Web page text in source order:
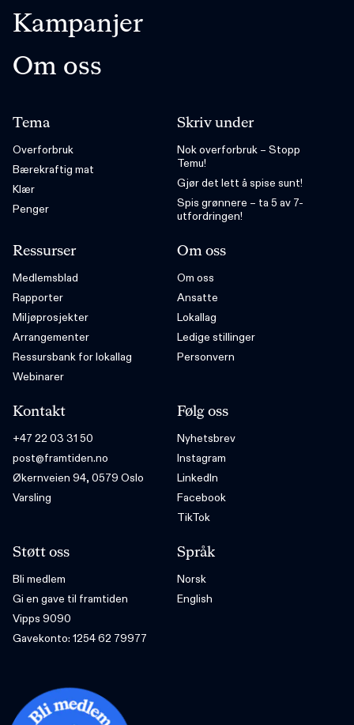
Kampanjer
Om oss
Tema
Overforbruk
Bærekraftig mat
Klær
Penger
Skriv under
Nok overforbruk – Stopp
Temu!
Gjør det lett å spise sunt!
Spis grønnere – ta 5 av 7-
utfordringen!
Ressurser
Medlemsblad
Rapporter
Miljøprosjekter
Arrangementer
Ressursbank for lokallag
Webinarer
Om oss
Om oss
Ansatte
Lokallag
Ledige stillinger
Personvern
Kontakt
+47 22 03 31 50
post@framtiden.no
Økernveien 94, 0579 Oslo
Varsling
Følg oss
Nyhetsbrev
Instagram
LinkedIn
Facebook
TikTok
Støtt oss
Bli medlem
Gi en gave til framtiden
Vipps 9090
Gavekonto: 1254 62 79977
Språk
Norsk
English